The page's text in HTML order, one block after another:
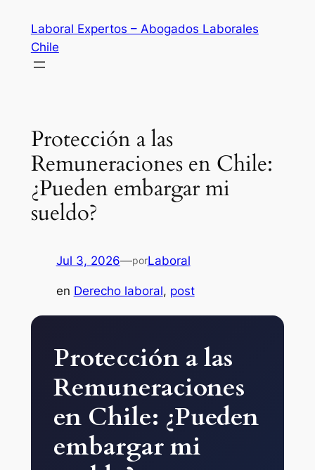
contenido
Laboral Expertos – Abogados Laborales
Chile
Protección a las
Remuneraciones en Chile:
¿Pueden embargar mi
sueldo?
Jul 3, 2026—porLaboral
en Derecho laboral, post
Protección a las
Remuneraciones
en Chile: ¿Pueden
embargar mi